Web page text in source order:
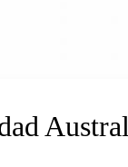
Austral